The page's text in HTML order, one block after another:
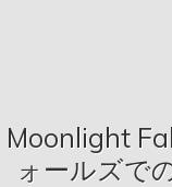
Moonlight
ォールズで